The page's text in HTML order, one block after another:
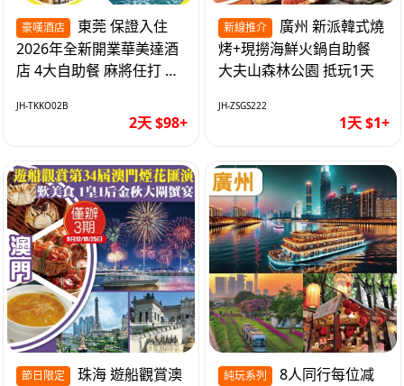
豪嘆酒店
2026年全新開業華美達酒
店 4大自助餐 麻將任打 抵
JH-TKKO02B
2天 $98+
新線推介
烤+現撈海鮮火鍋自助餐
大夫山森林公園 抵玩1天
JH-ZSGS222
1天 $1+
節日限定 純玩系列